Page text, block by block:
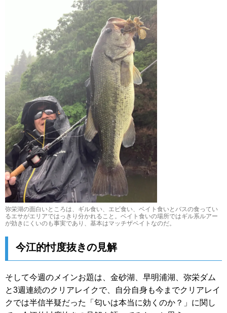
弥栄湖の面白いところは、ギル食い、エビ食い、ベイト食いとバスの食ってい
るエサがエリアではっきり分かれること。ベイト食いの場所ではギル系ルアー
が効きにくいのも事実であり、基本はマッチザベイトなのだ。
今江的忖度抜きの見解
そして今週のメインお題は、金砂湖、早明浦湖、弥栄ダム
と3週連続のクリアレイクで、自分自身も今までクリアレイ
クでは半信半疑だった「匂いは本当に効くのか？」に関し